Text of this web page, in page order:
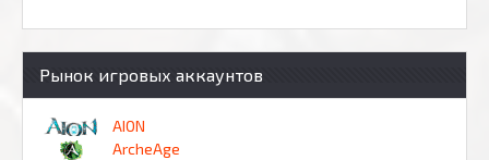
Рынок игровых аккаунтов
AION
ArcheAge